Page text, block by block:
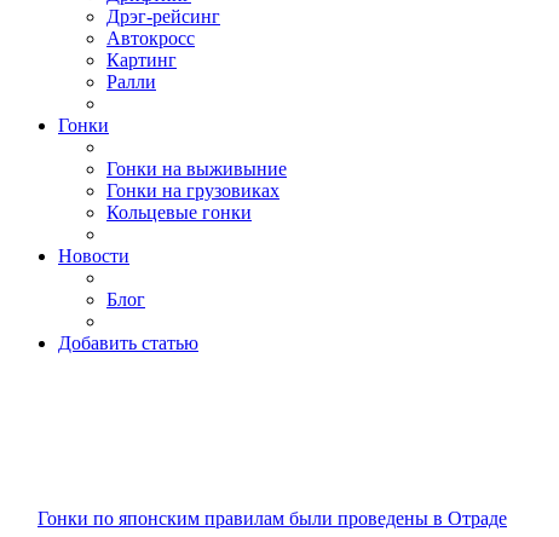
Дрэг-рейсинг
Автокросс
Картинг
Ралли
Гонки
Гонки на выживыние
Гонки на грузовиках
Кольцевые гонки
Новости
Блог
Добавить статью
Гонки по японским правилам были проведены в Отраде